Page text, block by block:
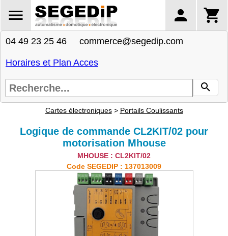
04 49 23 25 46 commerce@segedip.com
Horaires et Plan Acces
Cartes électroniques> Portails Coulissants
Logique de commande CL2KIT/02 pour
motorisation Mhouse
MHOUSE : CL2KIT/02
Code SEGEDIP : 137013009